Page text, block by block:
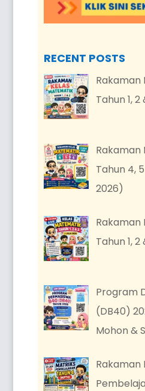
RECENT POSTS
Tahun 1,
Tahun 4,
2026)
Rakaman
Tahun 1,
Program
(DB40)
Mohon &
Rakaman